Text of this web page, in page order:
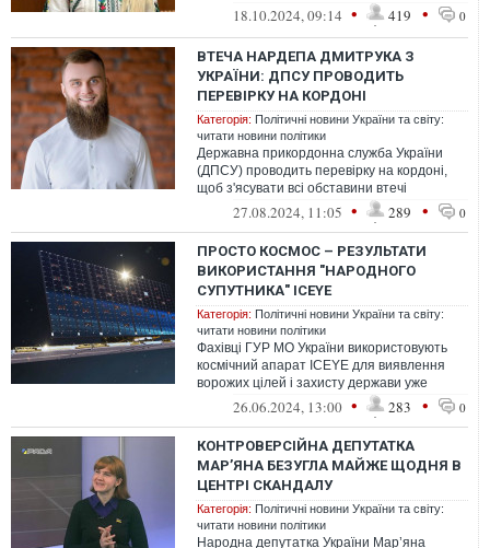
період та заощадження станови...
18.10.2024, 09:14 • 419 • 0
ВТЕЧА НАРДЕПА ДМИТРУКА З
УКРАЇНИ: ДПСУ ПРОВОДИТЬ
ПЕРЕВІРКУ НА КОРДОНІ
Категорія: Політичні новини України та світу:
читати новини політики
Державна прикордонна служба України
(ДПСУ) проводить перевірку на кордоні,
щоб з'ясувати всі обставини втечі
народного депутата Артема Дмитрука за
27.08.2024, 11:05 • 289 • 0
ПРОСТО КОСМОС – РЕЗУЛЬТАТИ
ВИКОРИСТАННЯ "НАРОДНОГО
СУПУТНИКА" ICEYE
Категорія: Політичні новини України та світу:
читати новини політики
Фахівці ГУР МО України використовують
космічний апарат ICEYE для виявлення
ворожих цілей і захисту держави уже
майже два роки.
26.06.2024, 13:00 • 283 • 0
КОНТРОВЕРСІЙНА ДЕПУТАТКА
МАР’ЯНА БЕЗУГЛА МАЙЖЕ ЩОДНЯ В
ЦЕНТРІ СКАНДАЛУ
Категорія: Політичні новини України та світу:
читати новини політики
Народна депутатка України Мар’яна